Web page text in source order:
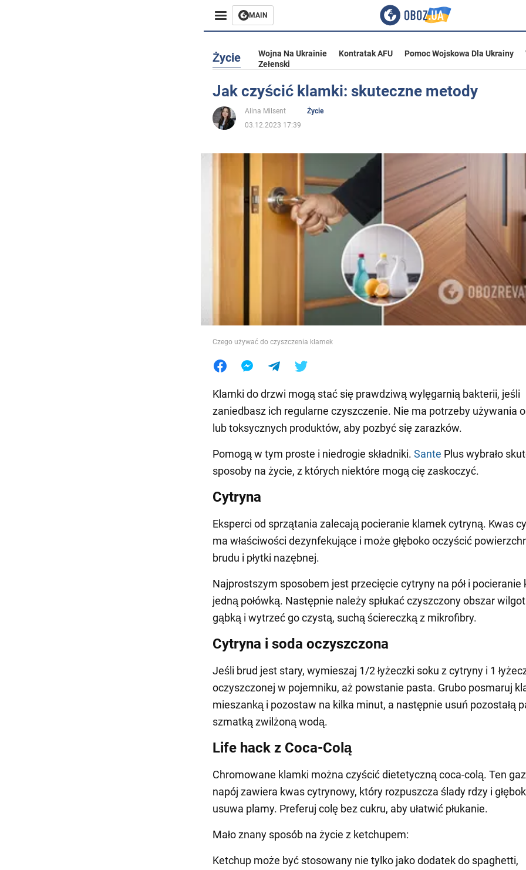
MAIN
Rozrywka
Społeczeństwo
Wojna na Ukrainie
Życie Wojna Na Ukrainie Kontratak AFU Pomoc Wojskowa Dla Ukrainy
Zełenski
Jak czyścić klamki: skuteczne metody
Alina Milsent
Życie
03.12.2023 17:39
Czego używać do czyszczenia klamek
Klamki do drzwi mogą stać się prawdziwą wylęgarnią bakterii, jeśli
zaniedbasz ich regularne czyszczenie. Nie ma potrzeby używania
lub toksycznych produktów, aby pozbyć się zarazków.
Pomogą w tym proste i niedrogie składniki. Sante Plus wybrało
sposoby na życie, z których niektóre mogą cię zaskoczyć.
Cytryna
Eksperci od sprzątania zalecają pocieranie klamek cytryną. Kwas
ma właściwości dezynfekujące i może głęboko oczyścić
brudu i płytki nazębnej.
Najprostszym sposobem jest przecięcie cytryny na pół i pocieranie
jedną połówką. Następnie należy spłukać czyszczony obszar
gąbką i wytrzeć go czystą, suchą ściereczką z mikrofibry.
Cytryna i soda oczyszczona
Jeśli brud jest stary, wymieszaj 1/2 łyżeczki soku z cytryny i 1
oczyszczonej w pojemniku, aż powstanie pasta. Grubo posmaruj
mieszanką i pozostaw na kilka minut, a następnie usuń pozostałą
szmatką zwilżoną wodą.
Life hack z Coca-Colą
Chromowane klamki można czyścić dietetyczną coca-colą. Ten
napój zawiera kwas cytrynowy, który rozpuszcza ślady rdzy i
usuwa plamy. Preferuj colę bez cukru, aby ułatwić płukanie.
Mało znany sposób na życie z ketchupem:
Ketchup może być stosowany nie tylko jako dodatek do spaghetti,